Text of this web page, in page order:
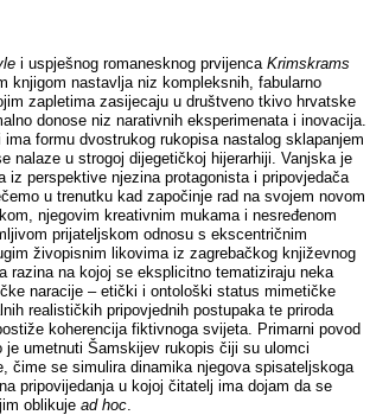
i uspješnog romanesknog prvijenca Krimskrams
knjigom nastavlja niz kompleksnih, fabularno
zapletima zasijecaju u društveno tkivo hrvatske
donose niz narativnih eksperimenata i inovacija.
ima formu dvostrukog rukopisa nastalog sklapanjem
nalaze u strogoj dijegetičkoj hijerarhiji. Vanjska je
iz perspektive njezina protagonista i pripovjedača
u trenutku kad započinje rad na svojem novom
njegovim kreativnim mukama i nesređenom
prijateljskom odnosu s ekscentričnim
živopisnim likovima iz zagrebačkog književnog
razina na kojoj se eksplicitno tematiziraju neka
naracije – etički i ontološki status mimetičke
realističkih pripovjednih postupaka te priroda
koherencija fiktivnoga svijeta. Primarni povod
je umetnuti Šamskijev rukopis čiji su ulomci
čime se simulira dinamika njegova spisateljskoga
pripovijedanja u kojoj čitatelj ima dojam da se
oblikuje ad hoc.